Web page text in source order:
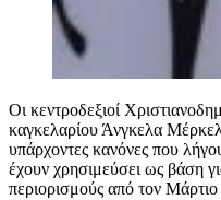
Οι κεντροδεξιοί
καγκελαρίου Άνγκελα
υπάρχοντες κανόνες που
έχουν χρησιμεύσει ως βάση
περιορισμούς από τον